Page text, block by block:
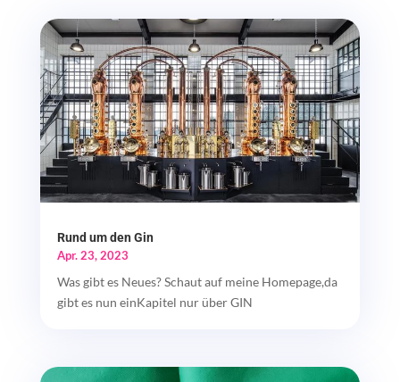
Rund um den Gin
Apr. 23, 2023
Was gibt es Neues? Schaut auf meine Homepage,da
gibt es nun einKapitel nur über GIN